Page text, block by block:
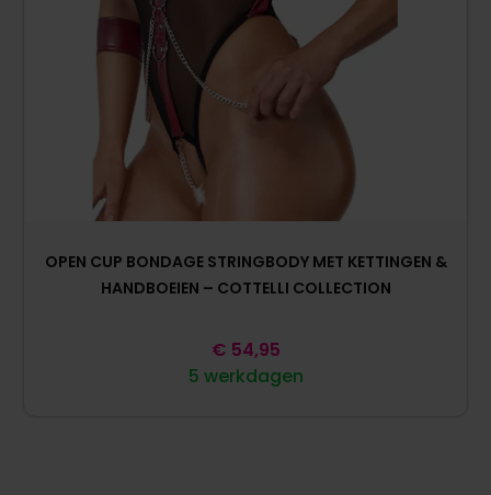
OPEN CUP BONDAGE STRINGBODY MET KETTINGEN &
HANDBOEIEN – COTTELLI COLLECTION
5 werkdagen
€ 54,95